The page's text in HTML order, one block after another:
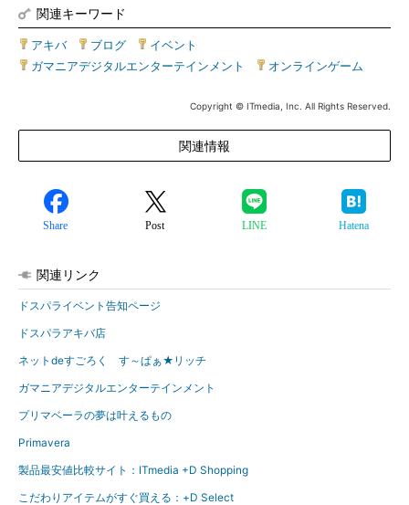
関連キーワード
アキバ| ブログ イベント
ガマニアデジタルエンターテインメント
オンラインゲーム
Copyright © ITmedia, Inc. All Rights Reserved.
関連情報
Share Post LINE Hatena
関連リンク
ドスパライベント告知ページ
ドスパラアキバ店
ネットdeすごろく す～ぱぁ★リッチ
ガマニアデジタルエンターテインメント
プリマベーラの夢は叶えるもの
Primavera
製品最安値比較サイト：ITmedia +D Shopping
こだわりアイテムがすぐ買える：+D Select